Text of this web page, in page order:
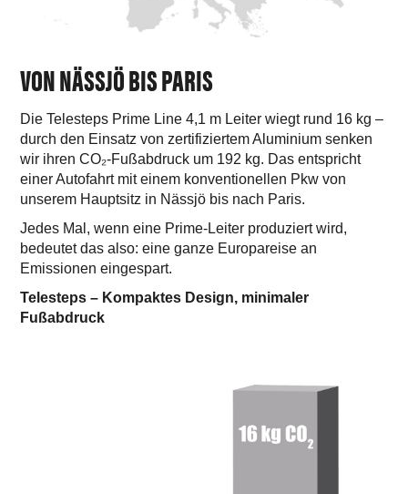
VON NÄSSJÖ BIS PARIS
Die Telesteps Prime Line 4,1 m Leiter wiegt rund 16 kg –
durch den Einsatz von zertifiziertem Aluminium senken
wir ihren CO₂-Fußabdruck um 192 kg. Das entspricht
einer Autofahrt mit einem konventionellen Pkw von
unserem Hauptsitz in Nässjö bis nach Paris.
Jedes Mal, wenn eine Prime-Leiter produziert wird,
bedeutet das also: eine ganze Europareise an
Emissionen eingespart.
Telesteps – Kompaktes Design, minimaler
Fußabdruck